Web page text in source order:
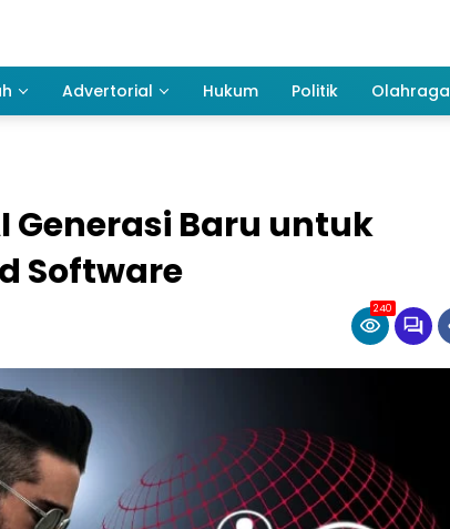
Advertorial Hukum Politik Olahraga
Generasi Baru untuk
Software
240